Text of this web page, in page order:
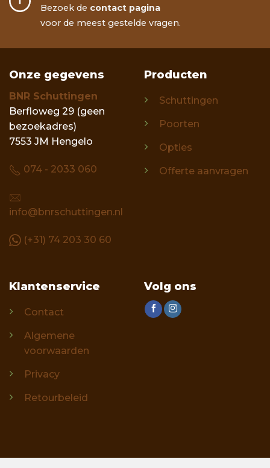
Bezoek de contact pagina
voor de meest gestelde vragen.
Onze gegevens
BNR Schuttingen
Berfloweg 29 (geen
bezoekadres)
7553 JM Hengelo
074 - 2033 060
info@bnrschuttingen.nl
(+31) 74 203 30 60
Producten
Schuttingen
Poorten
Opties
Offerte aanvragen
Klantenservice
Contact
Algemene
voorwaarden
Privacy
Retourbeleid
Volg ons